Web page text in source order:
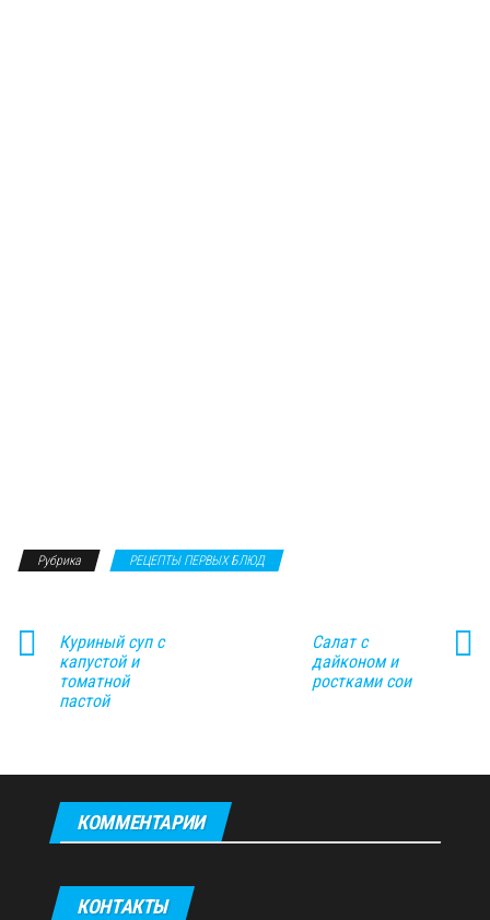
Рубрика РЕЦЕПТЫ ПЕРВЫХ БЛЮД
Куриный суп с
капустой и
томатной
пастой
Салат с
дайконом и
ростками сои
КОММЕНТАРИИ
КОНТАКТЫ